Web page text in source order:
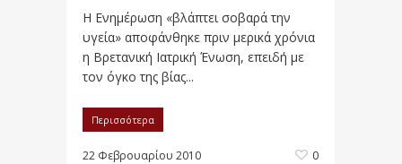
Η Ενημέρωση «βλάπτει σοβαρά την
υγεία» αποφάνθηκε πριν μερικά χρόνια
η Βρετανική Ιατρική Ένωση, επειδή με
τον όγκο της βίας...
Περισσότερα
22 Φεβρουαρίου 2010 0